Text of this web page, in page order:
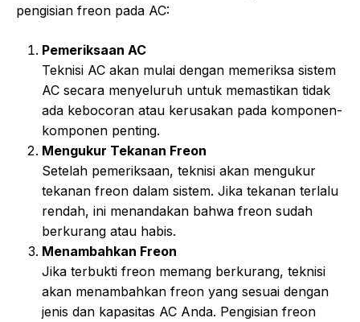
pengisian freon pada AC:
Pemeriksaan AC
Teknisi AC akan mulai dengan memeriksa sistem
AC secara menyeluruh untuk memastikan tidak
ada kebocoran atau kerusakan pada komponen-
komponen penting.
Mengukur Tekanan Freon
Setelah pemeriksaan, teknisi akan mengukur
tekanan freon dalam sistem. Jika tekanan terlalu
rendah, ini menandakan bahwa freon sudah
berkurang atau habis.
Menambahkan Freon
Jika terbukti freon memang berkurang, teknisi
akan menambahkan freon yang sesuai dengan
jenis dan kapasitas AC Anda. Pengisian freon